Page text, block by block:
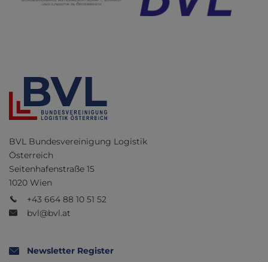
BVL Bundesvereinigung Logistik
Österreich
Seitenhafenstraße 15
1020 Wien
+43 664 88 10 51 52
bvl@bvl.at
Newsletter Register